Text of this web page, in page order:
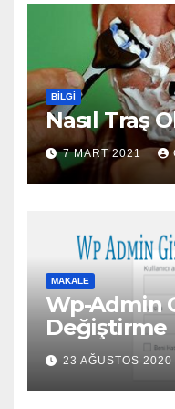
BILGI
Nasıl Traş
7 MART 2021
MAKALE
Wp-Admin
Değiştirme
23 AĞUSTOS 2020